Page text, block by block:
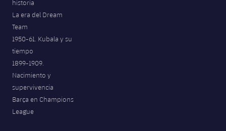
historia
La era del Dream
Team
1950-61. Kubala y su
tiempo
1899-1909.
Nacimiento y
supervivencia
Barça en Champions
League